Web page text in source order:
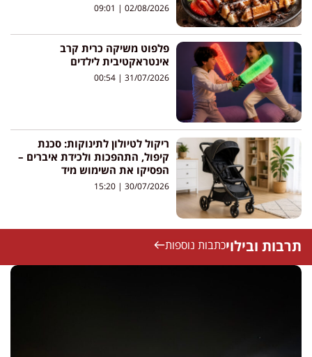
02/08/2026
פלפוט משיקה כרית קרב
אינטראקטיבית לילדים
31/07/2026
ריקול לטיולון לתינוקות: סכנת
קיפול, התהפכות ולכידת איברים –
הפסיקו את השימוש מיד
30/07/2026
תרבות ובילויכתבות נוספות